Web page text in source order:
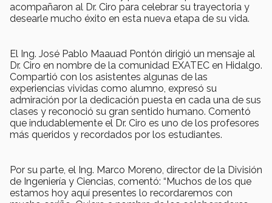
acompañaron al Dr. Ciro para celebrar su trayectoria y
desearle mucho éxito en esta nueva etapa de su vida.
El Ing. José Pablo Maauad Pontón dirigió un mensaje al
Dr. Ciro en nombre de la comunidad EXATEC en Hidalgo.
Compartió con los asistentes algunas de las
experiencias vividas como alumno, expresó su
admiración por la dedicación puesta en cada una de sus
clases y reconoció su gran sentido humano. Comentó
que indudablemente el Dr. Ciro es uno de los profesores
más queridos y recordados por los estudiantes.
Por su parte, el Ing. Marco Moreno, director de la División
de Ingeniería y Ciencias, comentó: “Muchos de los que
estamos hoy aquí presentes lo recordaremos con